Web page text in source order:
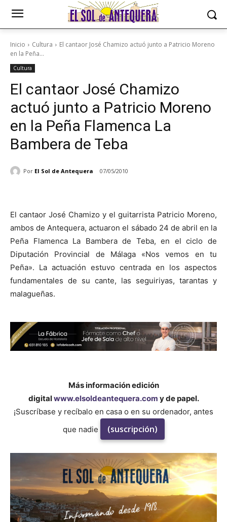
Inicio Cultura
El cantaor José Chamizo actuó junto a Patricio Moreno
en la Peña...
Cultura
El cantaor José Chamizo
actuó junto a Patricio Moreno
en la Peña Flamenca La
Bambera de Teba
Por El Sol de Antequera 07/05/2010
El cantaor José Chamizo y el guitarrista Patricio Moreno,
ambos de Antequera, actuaron el sábado 24 de abril en la
Peña Flamenca La Bambera de Teba, en el ciclo de
Diputación Provincial de Málaga «Nos vemos en tu
Peña». La actuación estuvo centrada en los aspectos
fundamentales de su cante, las seguiriyas, tarantas y
malagueñas.
Más información edición
digitalwww.elsoldeantequera.com y de papel.
¡Suscríbase y recíbalo en casa o en su ordenador, antes
que nadie
(suscripción)